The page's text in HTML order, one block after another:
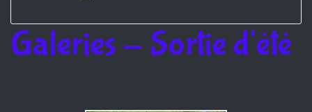
Galeries - Sortie d'été